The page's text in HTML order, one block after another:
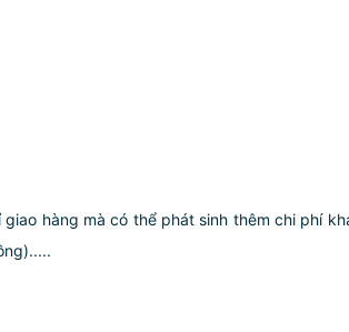
hàng mà có thể phát sinh thêm chi phí